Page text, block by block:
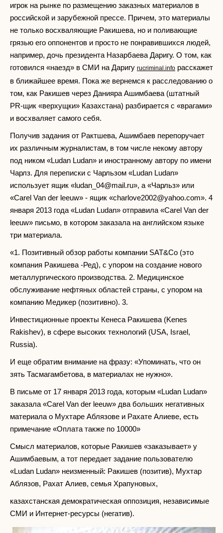
игрок на рынке по размещению заказных материалов в
российской и зарубежной прессе. Причем, это материалы
не только восхваляющие Ракишева, но и поливающие
грязью его оппонентов и просто не понравившихся людей,
например, дочь президента Назарбаева Даригу. О том, как
готовился «наезд» в СМИ на Даригу rucriminal.info расскажет
в ближайшее время. Пока же вернемся к расследованию о
том, как Ракишев через Данияра Ашимбаева (штатный
PR-щик «верхущки» Казахстана) разбирается с «врагами»
и восхваляет самого себя.
Получив задания от Рактшева, Ашимбаев перепоручает
их различным журналистам, в том числе некому автору
под ником «Ludan Ludan» и иностранному автору по имени
Чарлз. Для переписки с Чарльзом «Ludan Ludan»
использует ящик «ludan_04@mail.ru», а «Чарльз» или
«Carel Van der leeuw» - ящик «charlove2002@yahoo.com». 4
января 2013 года «Ludan Ludan» отправила «Carel Van der
leeuw» письмо, в котором заказала на английском языке
три материала.
«1. Позитивный обзор работы компании SAT&Co (это
компания Ракишева -Ред), с упором на создание нового
металлургического производства. 2. Медицинское
обслуживание нефтяных областей страны, с упором на
компанию Медикер (позитивно). 3.
Инвестиционные проекты Кенеса Ракишева (Kenes
Rakishev), в сфере высоких технологий (USA, Israel,
Russia).
И еще обратим внимание на фразу: «Упоминать, что он
зять Тасмагамбетова, в материалах не нужно».
В письме от 17 января 2013 года, которым «Ludan Ludan»
заказала «Carel Van der leeuw» два больших негативных
материала о Мухтаре Аблязове и Рахате Алиеве, есть
примечание «Оплата также по 10000»
Смысл материалов, которые Ракишев «заказывает» у
Ашимбаевым, а тот передает задание пользователю
«Ludan Ludan» неизменный: Ракишев (позитив), Мухтар
Аблязов, Рахат Алиев, семья Храпуновых,
казахстанская демократическая оппозиция, независимые
СМИ и Интернет-ресурсы (негатив).